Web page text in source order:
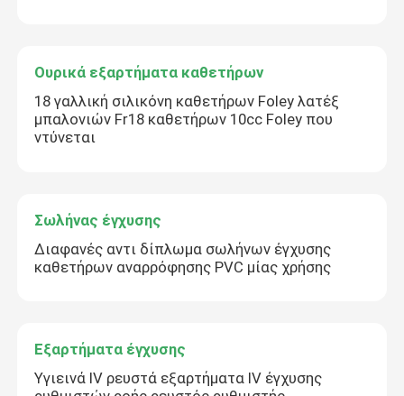
Ουρικά εξαρτήματα καθετήρων
18 γαλλική σιλικόνη καθετήρων Foley λατέξ
μπαλονιών Fr18 καθετήρων 10cc Foley που
ντύνεται
Σωλήνας έγχυσης
Διαφανές αντι δίπλωμα σωλήνων έγχυσης
καθετήρων αναρρόφησης PVC μίας χρήσης
Εξαρτήματα έγχυσης
Υγιεινά IV ρευστά εξαρτήματα IV έγχυσης